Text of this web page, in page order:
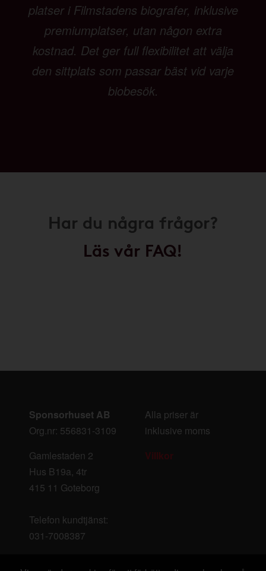
platser i Filmstadens biografer, inklusive
premiumplatser, utan någon extra
kostnad. Det ger full flexibilitet att välja
den sittplats som passar bäst vid varje
biobesök.
Har du några frågor?
Läs vår FAQ!
Sponsorhuset AB
Org.nr: 556831-3109
Gamlestaden 2
Hus B19a, 4tr
415 11 Goteborg
Telefon kundtjänst:
031-7008387
Alla priser är
inklusive moms
Villkor